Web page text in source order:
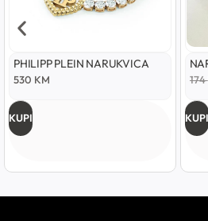
PHILIPP PLEIN NARUKVICA
530 KM
KUPI
174
KUPI